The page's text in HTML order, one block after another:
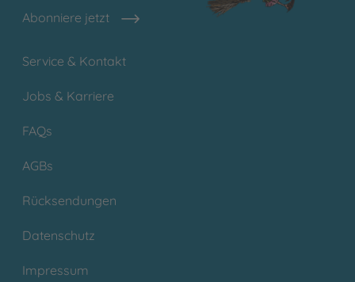
Abonniere jetzt
Service & Kontakt
Jobs & Karriere
FAQs
AGBs
Rücksendungen
Datenschutz
Impressum